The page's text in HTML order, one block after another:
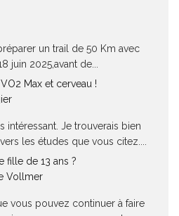
un trail de 50 Km avec
juin 2025,avant de...
Max et cerveau !
intéressant. Je trouverais bien
les études que vous citez....
fille de 13 ans ?
Vollmer
vous pouvez continuer à faire